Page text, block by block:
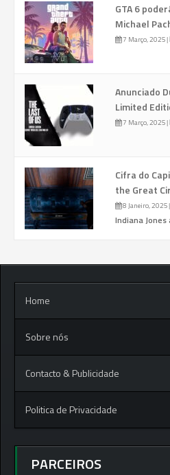
GTA 6
Michael
7 Março, 2025|
Anunciado
Limited
7 Março, 2025|
Cifra do
the Great
8 Janeiro, 2025|
Indiana
Home
Sobre nós
Contacto & Publicidade
Politica de Privacidade
PARCEIROS